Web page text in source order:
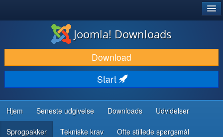
DOWNLOAD & UDVID
OPDAG & LÆR
FÆLLESSKABET & SUPPORT
UDVIKLERRESSOURCER
Joomla! Downloads
Download
Start
Hjem Seneste udgivelse Downloads Udvidelser
Sprogpakker Tekniske krav Ofte stillede spørgsmål